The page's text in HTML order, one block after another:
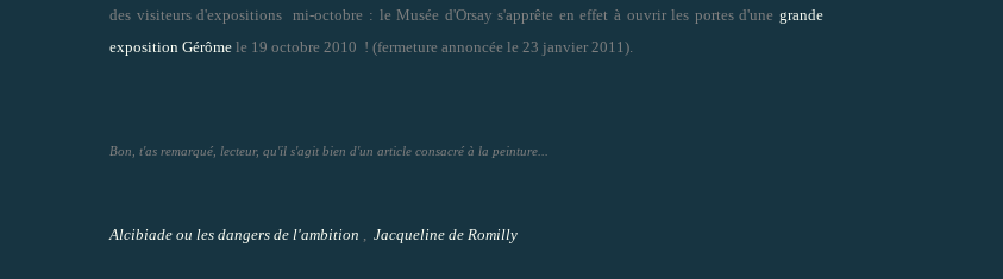
des visiteurs d'expositions mi-octobre : le Musée d'Orsay s'apprête en effet à ouvrir les portes d'une grande
exposition Gérôme le 19 octobre 2010 ! (fermeture annoncée le 23 janvier 2011).
Bon, t'as remarqué, lecteur, qu'il s'agit bien d'un article consacré à la peinture...
Alcibiade ou les dangers de l'ambition Jacqueline de Romilly